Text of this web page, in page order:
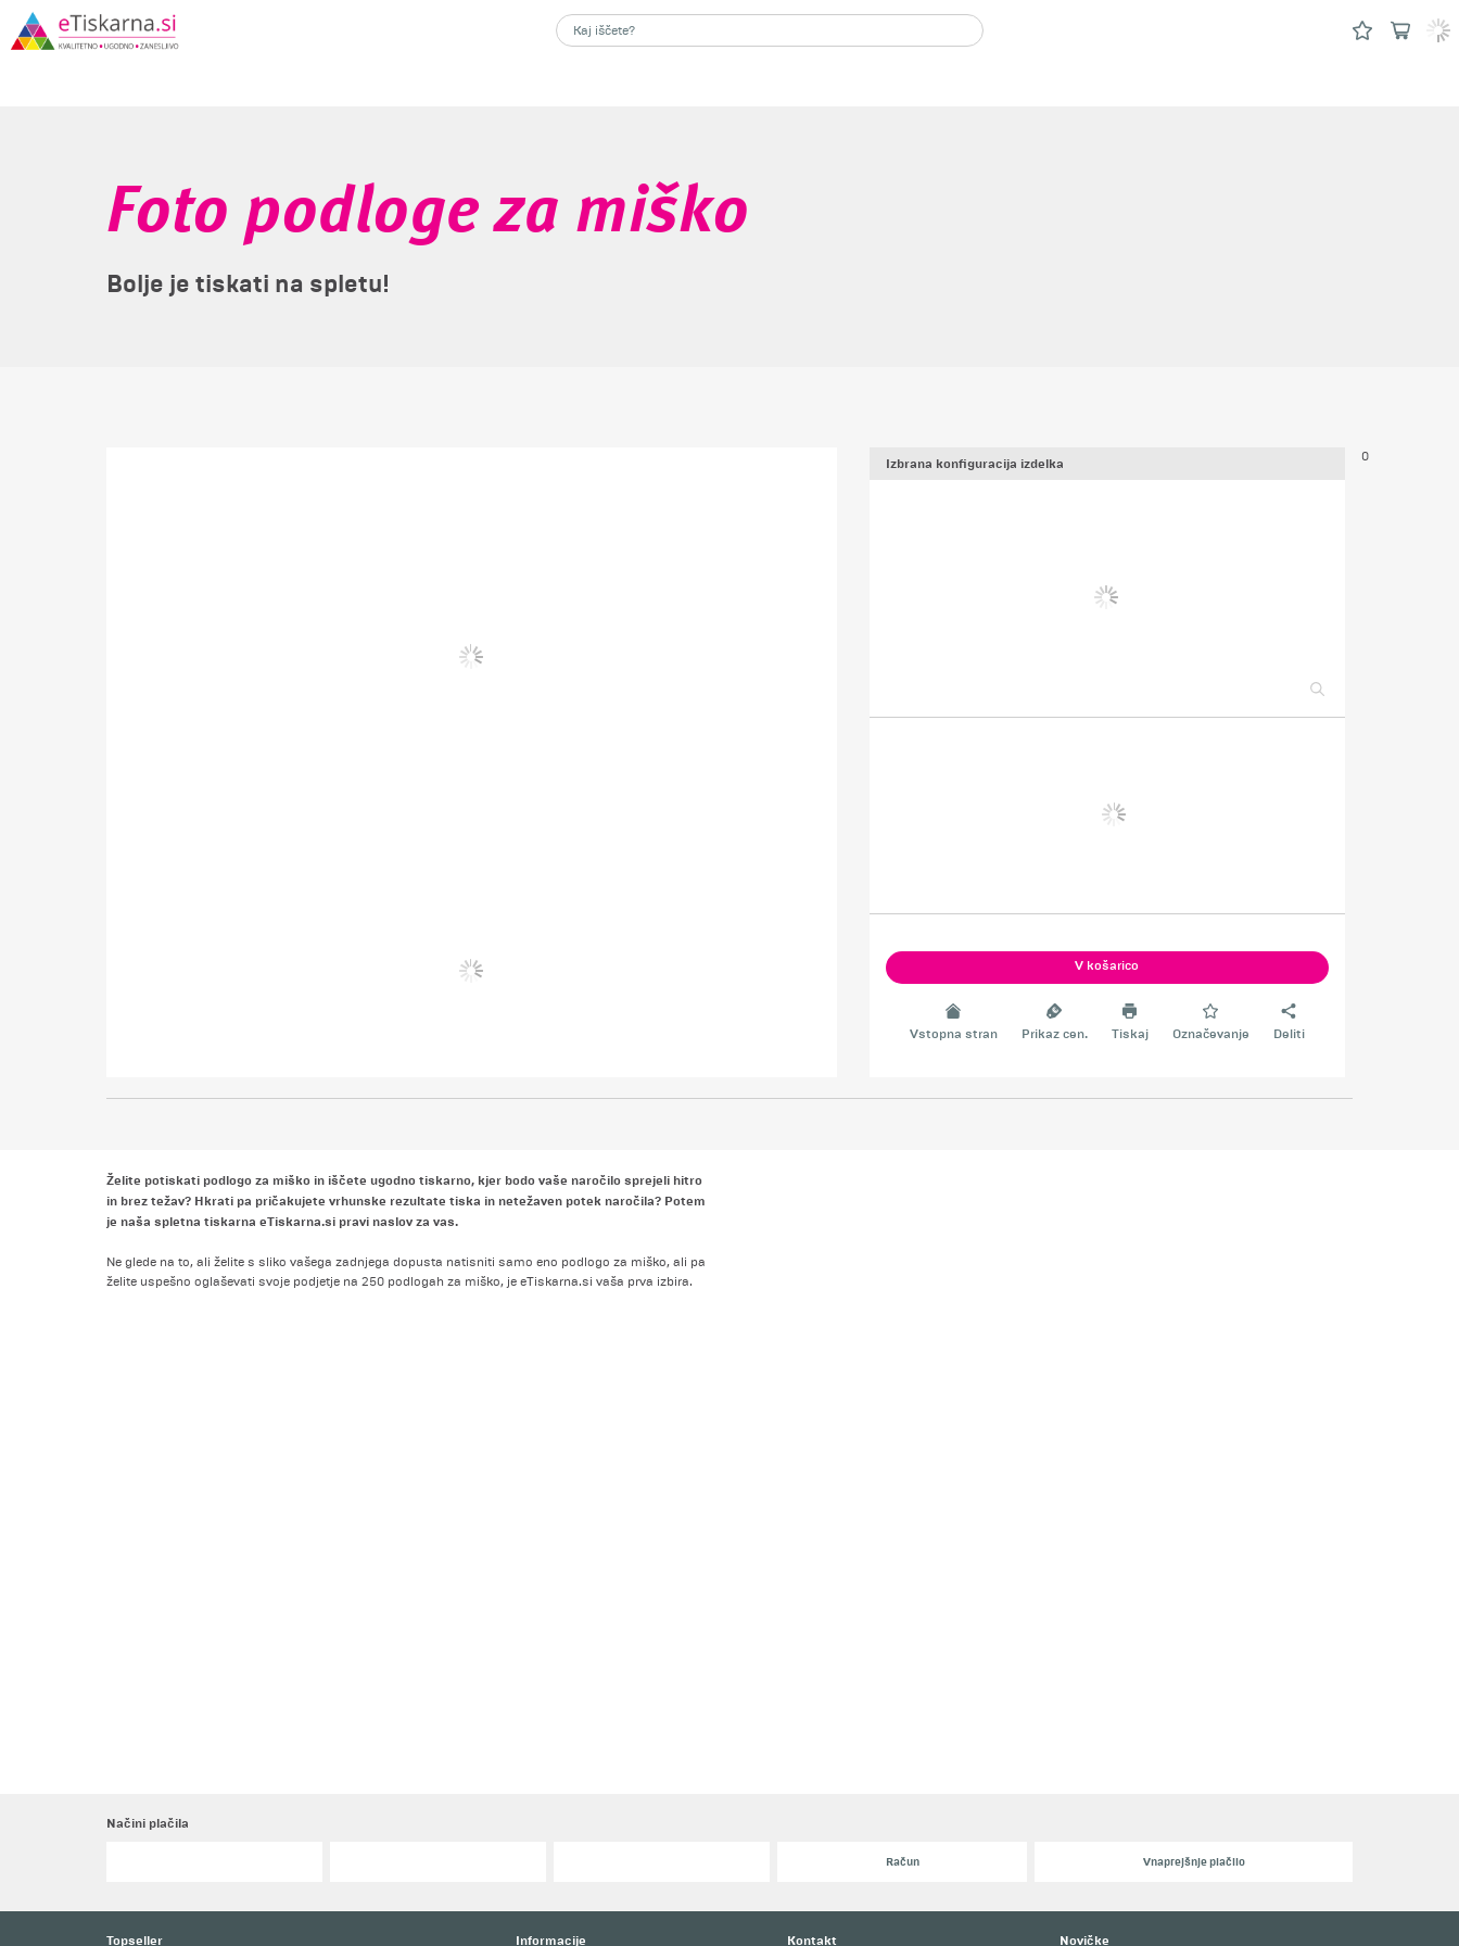
Foto podloge za miško
Bolje je tiskati na spletu!
Izbrana konfiguracija izdelka
V košarico
Vstopna stran Prikaz cen. Tiskaj Označevanje Deliti
0
Želite potiskati podlogo za miško in iščete ugodno tiskarno, kjer bodo vaše naročilo sprejeli hitro
in brez težav? Hkrati pa pričakujete vrhunske rezultate tiska in netežaven potek naročila? Potem
je naša spletna tiskarna eTiskarna.si pravi naslov za vas.
Ne glede na to, ali želite s sliko vašega zadnjega dopusta natisniti samo eno podlogo za miško, ali pa
želite uspešno oglaševati svoje podjetje na 250 podlogah za miško, je eTiskarna.si vaša prva izbira.
Načini plačila
Račun Vnaprejšnje plačilo
Topseller Informacije Kontakt Novičke